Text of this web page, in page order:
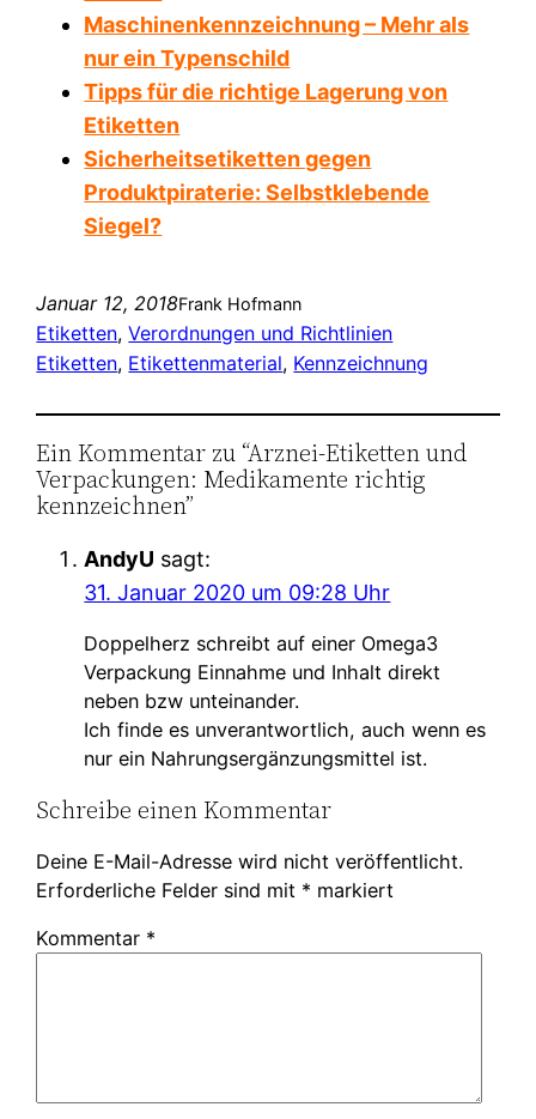
Maschinenkennzeichnung – Mehr als
nur ein Typenschild
Tipps für die richtige Lagerung von
Etiketten
Sicherheitsetiketten gegen
Produktpiraterie: Selbstklebende
Siegel?
Januar 12, 2018Frank Hofmann
Etiketten, Verordnungen und Richtlinien
Etiketten, Etikettenmaterial, Kennzeichnung
Ein Kommentar zu “Arznei-Etiketten und
Verpackungen: Medikamente richtig
kennzeichnen”
AndyU sagt:
31. Januar 2020 um 09:28 Uhr
Doppelherz schreibt auf einer Omega3
Verpackung Einnahme und Inhalt direkt
neben bzw unteinander.
Ich finde es unverantwortlich, auch wenn es
nur ein Nahrungsergänzungsmittel ist.
Schreibe einen Kommentar
Deine E-Mail-Adresse wird nicht veröffentlicht.
Erforderliche Felder sind mit * markiert
Kommentar *